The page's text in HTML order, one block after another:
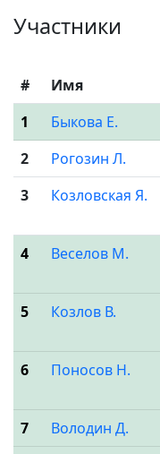
Участники
# Имя
1
Быкова Е.
2
Рогозин Л.
3
Козловская Я.
4 Веселов М.
5
Козлов В.
6
Поносов Н.
7
Володин Д.